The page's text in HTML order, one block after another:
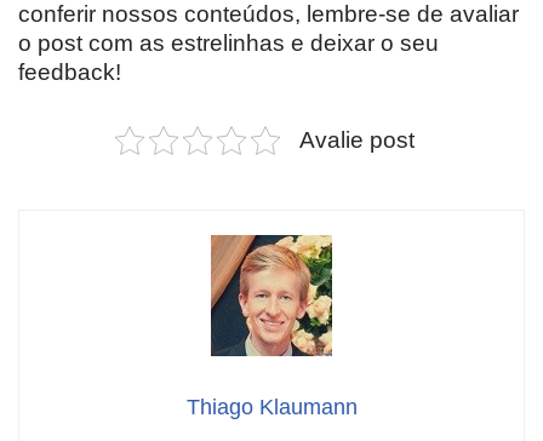
conferir nossos conteúdos, lembre-se de avaliar
o post com as estrelinhas e deixar o seu
feedback!
Avalie post
Thiago Klaumann